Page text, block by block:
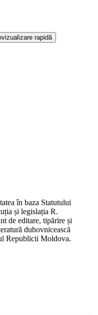
rapidă
în baza Statutului
și legislația R.
de editare, tipărire și
duhovnicească
Republicii Moldova.